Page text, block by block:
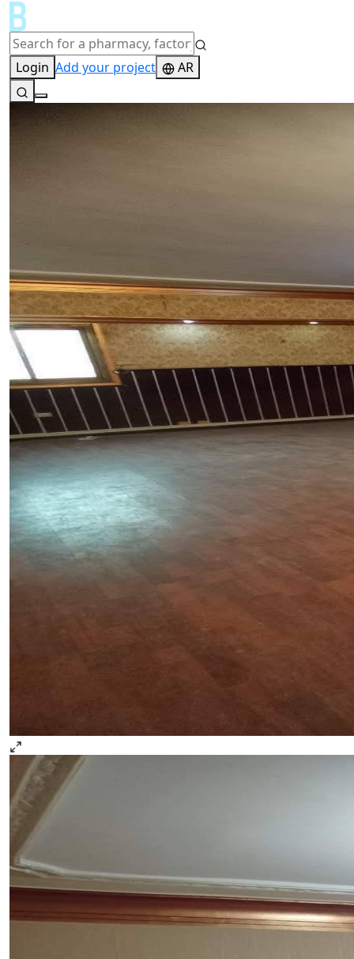
Login Add your project AR